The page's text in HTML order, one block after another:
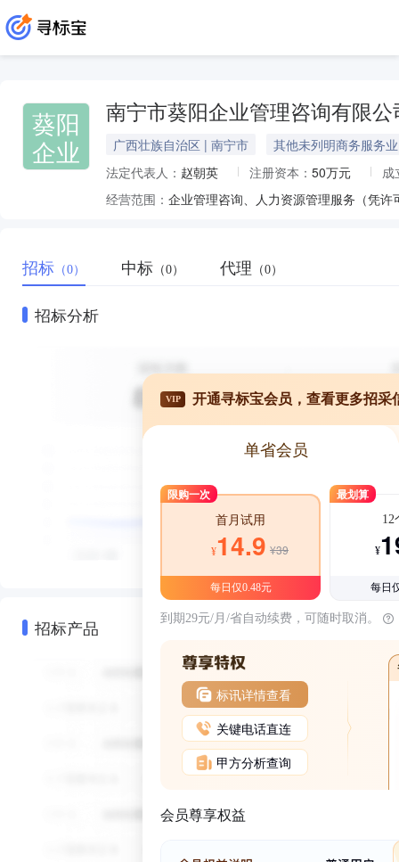
葵阳
企业
南宁市葵阳企业管理咨询有限公
广西壮族自治区 | 南宁市
其他未列明商务服务业
法定代表人： 赵朝英 注册资本： 50万元
成
经营范围：
招标 （0） 中标 （0） 代理 （0）
招标分析
招标产品
VIP 开通寻标宝会员，查看更多招采
单省会员
限购一次
首月试用
¥14.9 ¥39
每日仅0.48元
最划算
12
¥
每日
到期29元/月/省自动续费，可随时取消。
标讯详情查看
关键电话直连
甲方分析查询
会员尊享权益